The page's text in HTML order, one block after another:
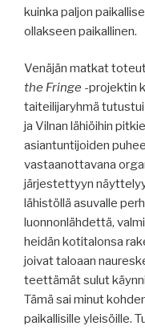
kuinka paljon
ollakseen paikallinen.
Venäjän matkat
the Fringe -projektin
taiteilijaryhmä tutustui
ja Vilnan lähiöihin
asiantuntijoiden
vastaanottavana
järjestettyyn
lähistöllä asuvalle
luonnonlähdettä,
heidän kotitalonsa
joivat taloaan
teettämät sulut
Tämä sai minut
paikallisille yleisöille.